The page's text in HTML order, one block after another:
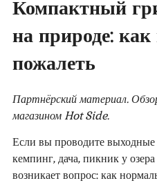
МАГАЗИН
Компактный
на природе:
пожалеть
Партнёрский материал.
магазином Hot Side.
Если вы проводите
кемпинг, дача, пикник у
возникает вопрос: как